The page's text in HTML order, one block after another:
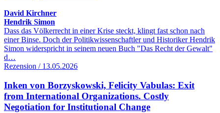
David Kirchner
Hendrik Simon
Dass das Völkerrecht in einer Krise steckt, klingt fast schon nach
einer Binse. Doch der Politikwissenschaftler und Historiker Hendrik
Simon widerspricht in seinem neuen Buch "Das Recht der Gewalt"
d…
Rezension / 13.05.2026
Inken von Borzyskowski, Felicity Vabulas: Exit
from International Organizations. Costly
Negotiation for Institutional Change